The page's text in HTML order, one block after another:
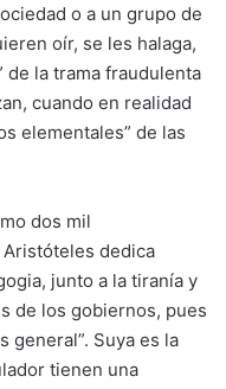
o a un grupo de
oír, se les halaga,
de la trama fraudulenta
cuando en realidad
elementales” de las
dos mil
dedica
junto a la tiranía y
de los gobiernos, pues
general”. Suya es la
tienen una